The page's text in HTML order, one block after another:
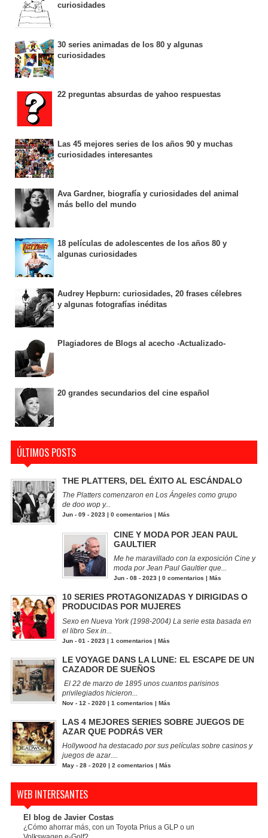
curiosidades
30 series animadas de los 80 y algunas
curiosidades
22 preguntas absurdas de yahoo respuestas
Las 45 mejores series de los años 90 y muchas
curiosidades interesantes
Ava Gardner, biografía y curiosidades del animal
más bello del mundo
18 películas de adolescentes de los años 80 y
algunas curiosidades
Audrey Hepburn: curiosidades, 20 frases célebres
y algunas fotografías inéditas
Plagiadores de Blogs al acecho -Actualizado-
20 grandes secundarios del cine español
ÚLTIMOS POSTS
THE PLATTERS, DEL ÉXITO AL ESCÁNDALO
The Platters comenzaron en Los Ángeles como grupo
de doo wop y...
Jun - 09 - 2023 | 0 comentarios | Más
CINE Y MODA POR JEAN PAUL
GAULTIER
Me he maravillado con la exposición Cine y
moda por Jean Paul Gaultier que...
Jun - 08 - 2023 | 0 comentarios | Más
10 SERIES PROTAGONIZADAS Y DIRIGIDAS O
PRODUCIDAS POR MUJERES
Sexo en Nueva York (1998-2004) La serie esta basada en
el libro Sex in...
Jun - 01 - 2023 | 1 comentarios | Más
LE VOYAGE DANS LA LUNE: EL ESCAPE DE UN
CAZADOR DE SUEÑOS
El 22 de marzo de 1895 unos cuantos parisinos
privilegiados hicieron...
Nov - 12 - 2020 | 1 comentarios | Más
LAS 4 MEJORES SERIES SOBRE JUEGOS DE
AZAR QUE PODRÁS VER
Hollywood ha destacado por sus películas sobre casinos y
juegos de azar....
May - 28 - 2020 | 2 comentarios Más
WEB INTERESANTES
El blog de Javier Costas
¿Cómo ahorrar más, con un Toyota Prius a GLP o un